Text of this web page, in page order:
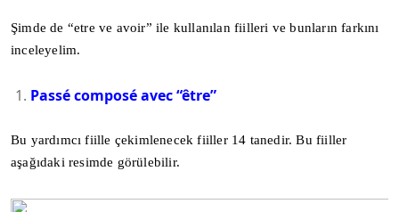
Şimde de “etre ve avoir” ile kullanılan fiilleri ve bunların farkını
inceleyelim.
Passé composé avec “être”
Bu yardımcı fiille çekimlenecek fiiller 14 tanedir. Bu fiiller
aşağıdaki resimde görülebilir.